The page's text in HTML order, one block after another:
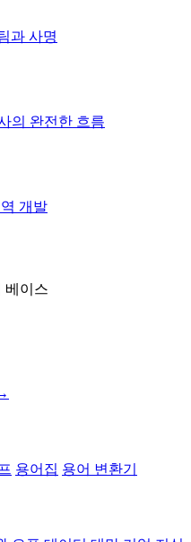
과 사명
의 완전한 흐름
개발
베이스
용어집 용어 변환기